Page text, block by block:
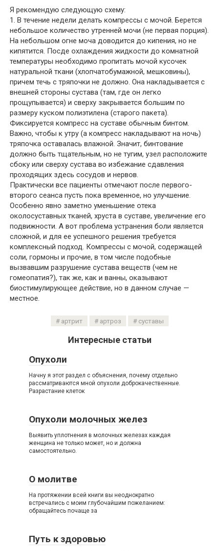
Я рекомендую следующую схему:
1. В течение недели делать компрессы с мочой. Берется
небольшое количество утренней мочи (не первая порция).
На небольшом огне моча доводится до кипения, но не
кипятится. Посде охлаждения жидкости до комнатной
температуры необходимо пропитать мочой кусочек
натуральной ткани (хлопчатобумажной, мешковины),
причем течь с тряпочки не должно. Она накладывается с
внешней стороны сустава (там, где он легко
прощупывается) и сверху закрывается большим по
размеру куском полиэтилена (старого пакета).
Фиксируется компресс на суставе обычным бинтом.
Важно, чтобы к утру (а компресс накладывают на ночь)
тряпочка оставалась влажной. Значит, бинтование
должно быть тщательным, но не тугим, узел расположите
сбоку или сверху сустава во избежание сдавления
проходящих здесь сосудов и нервов.
Практически все пациенты отмечают после первого-
второго сеанса пусть пока временное, но улучшение.
Особенно явно заметно уменьшение отека
околосуставных тканей, хруста в суставе, увеличение его
подвижности. А вот проблема устранения боли является
сложной, и для ее успешного решения требуется
комплексный подход. Компрессы с мочой, содержащей
соли, гормоны и прочие, в том числе подобные
вызвавшим разрушение сустава веществ (чем не
гомеопатия?), так же, как и ванны, оказывают
биостимулирующее действие, но в данном случае —
местное.
артрит артроз суставы
Интересные статьи
Опухоли
Начну я этот раздел с объяснения, почему отдельно
рассматриваются мной опухоли доброкачественные.
Разрастание клеток
Опухоли молочных желез
Выявить уплотнения в молочных железах каждая
женщина не только может, но и должна
самостоятельно.
О молитве
На протяжении всей книги вы неоднократно
встречались с моим глубочайшим пожеланием:
обращайтесь почаще за
Путь к здоровью